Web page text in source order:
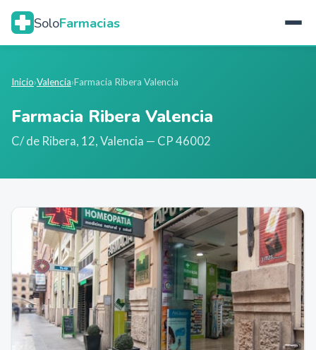
SoloFarmacias
Inicio›Valencia›Farmacia Ribera Valencia
Farmacia Ribera Valencia
C/ de Ribera, 12,Valencia — CP 46002